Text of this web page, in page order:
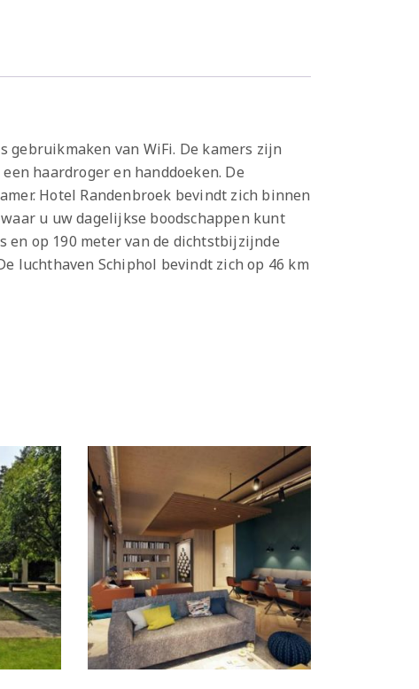
van WiFi. De kamers zijn
haardroger en handdoeken. De
Hotel Randenbroek bevindt zich binnen
u uw dagelijkse boodschappen kunt
en op 190 meter van de dichtstbijzijnde
luchthaven Schiphol bevindt zich op 46 km